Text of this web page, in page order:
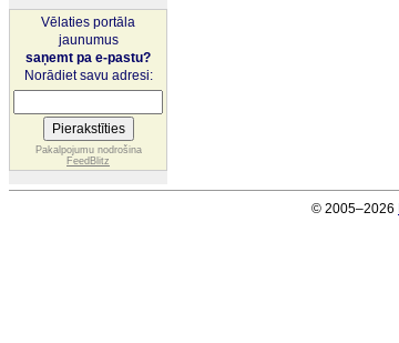
Vēlaties portāla
jaunumus
saņemt pa e-pastu?
Norādiet savu adresi:
Pakalpojumu nodrošina
FeedBlitz
© 2005–2026